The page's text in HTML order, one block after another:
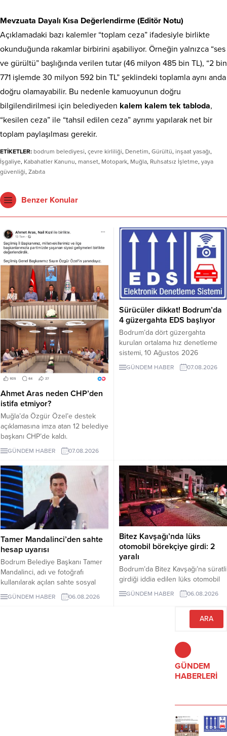
Mevzuata Dayalı Kısa Değerlendirme (Editör Notu)
Açıklamadaki bazı kalemler “toplam ceza” ifadesiyle birlikte
okunduğunda rakamlar birbirini aşabiliyor. Örneğin yalnızca “ses
ve gürültü” başlığında verilen tutar (46 milyon 485 bin TL), “2 bin
771 işlemde 30 milyon 592 bin TL” şeklindeki toplamla aynı anda
doğru olamayabilir. Bu nedenle kamuoyunun doğru
bilgilendirilmesi için belediyeden kalem kalem tek tabloda,
“kesilen ceza” ile “tahsil edilen ceza” ayrımı yapılarak net bir
toplam paylaşılması gerekir.
ETİKETLER: bodrum belediyesi, çevre kirliliği, Denetim, Gürültü, inşaat yasağı,
İşgaliye, Kabahatler Kanunu, manset, Motopark, Muğla, Ruhsatsız İşletme, yaya
güvenliği, Zabıta
Benzer Konular
Ahmet Aras neden CHP’den
istifa etmiyor?
Muğla’da Özgür Özel’e destek
açıklamasına imza atan 12 belediye
başkanı CHP’de kaldı.
Milletvekilleri Yeni Parti’ye
geçerken belediye başkanlarının
tutumu ve CHP yönetiminin
sessizliği tartışılıyor.
GÜNDEM HABER 07.08.2026
Sürücüler dikkat! Bodrum’da
4 güzergahta EDS başlıyor
Bodrum’da dört güzergahta
kurulan ortalama hız denetleme
sistemi, 10 Ağustos 2026
Pazartesi günü devreye girecek.
İşte EDS uygulanacak yollar.
GÜNDEM HABER 07.08.2026
Tamer Mandalinci’den sahte
hesap uyarısı
Bodrum Belediye Başkanı Tamer
Mandalinci, adı ve fotoğrafı
kullanılarak açılan sahte sosyal
medya hesaplarına karşı uyarıda
bulundu. Mandalinci, tek resmî
GÜNDEM HABER 06.08.2026
Bitez Kavşağı’nda lüks
otomobil börekçiye girdi: 2
yaralı
Bodrum’da Bitez Kavşağı’na süratli
girdiği iddia edilen lüks otomobil
börekçiye girdi. Kazada sürücü ve
GÜNDEM HABER 06.08.2026
GÜNDEM
HABERLERİ